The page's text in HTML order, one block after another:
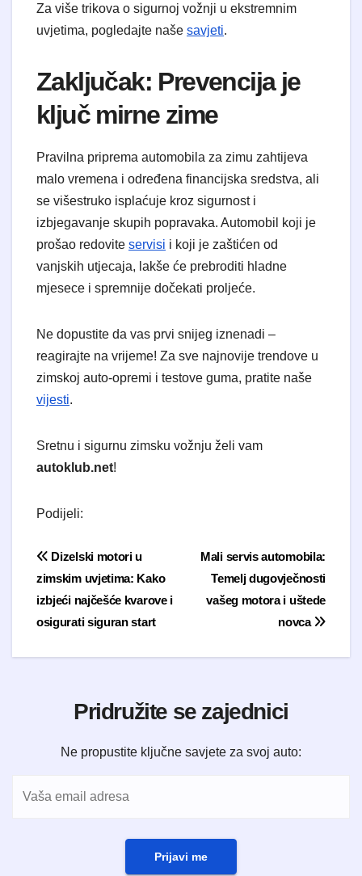
Za više trikova o sigurnoj vožnji u ekstremnim
uvjetima, pogledajte naše savjeti.
Zaključak: Prevencija je
ključ mirne zime
Pravilna priprema automobila za zimu zahtijeva
malo vremena i određena financijska sredstva, ali
se višestruko isplaćuje kroz sigurnost i
izbjegavanje skupih popravaka. Automobil koji je
prošao redovite servisi i koji je zaštićen od
vanjskih utjecaja, lakše će prebroditi hladne
mjesece i spremnije dočekati proljeće.
Ne dopustite da vas prvi snijeg iznenadi –
reagirajte na vrijeme! Za sve najnovije trendove u
zimskoj auto-opremi i testove guma, pratite naše
vijesti.
Sretnu i sigurnu zimsku vožnju želi vam
autoklub.net!
Podijeli:
Navigacija objavaMali servis automobila:
Temelj dugovječnosti
vašeg motora i uštede
novca
Dizelski motori u
zimskim uvjetima: Kako
izbjeći najčešće kvarove i
osigurati siguran start
Pridružite se zajednici
Ne propustite ključne savjete za svoj auto:
Prijavi me